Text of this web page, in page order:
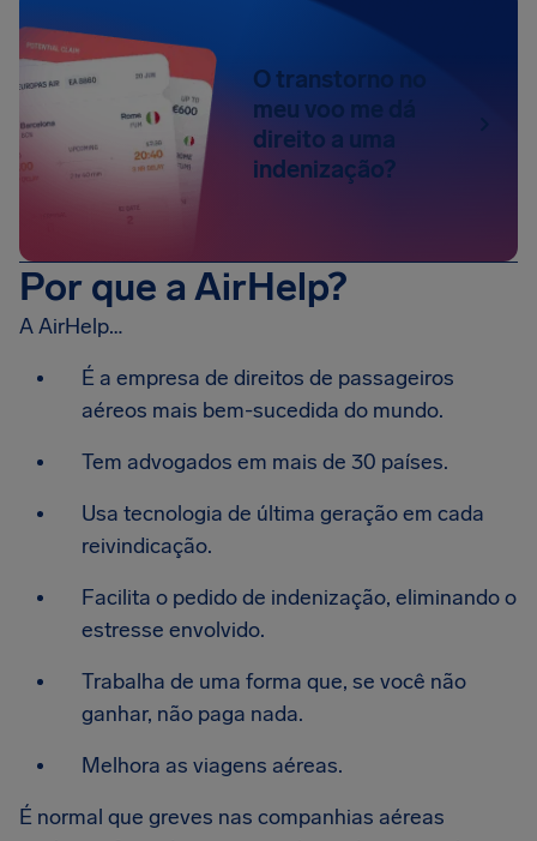
O transtorno no
meu voo me dá
direito a uma
indenização?
Por que a AirHelp?
A AirHelp…
É a empresa de direitos de passageiros
aéreos mais bem-sucedida do mundo.
Tem advogados em mais de 30 países.
Usa tecnologia de última geração em cada
reivindicação.
Facilita o pedido de indenização, eliminando o
estresse envolvido.
Trabalha de uma forma que, se você não
ganhar, não paga nada.
Melhora as viagens aéreas.
É normal que greves nas companhias aéreas